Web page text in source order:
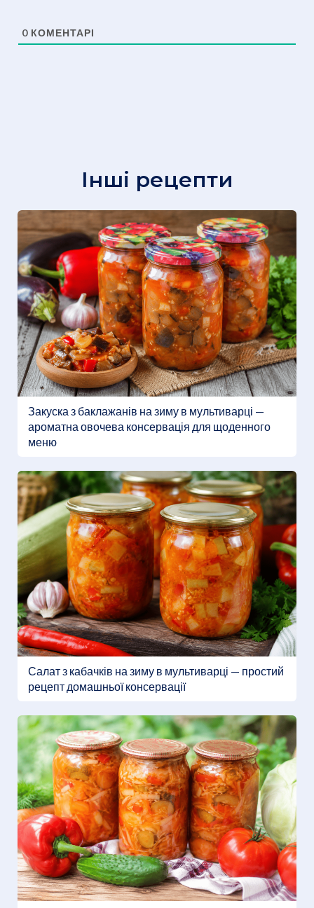
0 КОМЕНТАРІ
Інші рецепти
Закуска з баклажанів на зиму в мультиварці —
ароматна овочева консервація для щоденного
меню
Салат з кабачків на зиму в мультиварці — простий
рецепт домашньої консервації